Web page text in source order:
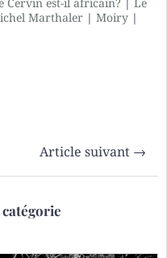
Cervin est-il africain?
Le
Marthaler | Moiry |
Article suivant →